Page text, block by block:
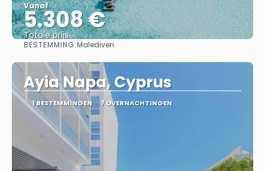
Vanaf
5.308 €
Totale prijs
BESTEMMING:Malediven
Ayia Napa, Cyprus
1 BESTEMMINGEN 7 OVERNACHTINGEN